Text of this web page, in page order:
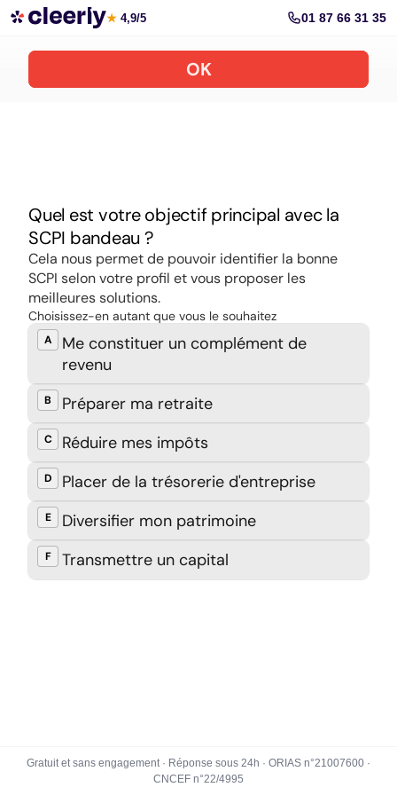
Souscrire aux meilleures SCPI en ligne
★ 4,9/5 01 87 66 31 35
Gratuit et sans engagement · Réponse sous 24h · ORIAS n°21007600 ·
CNCEF n°22/4995